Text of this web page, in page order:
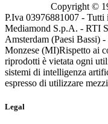
Copyright ©
P.Iva 03976881007 -
Mediamond S.p.A. - RTI
Amsterdam (Paesi Bassi)
Monzese (MI)Rispetto ai
riprodotti è vietata ogni
sistemi di intelligenza
espresso di utilizzare
Legal